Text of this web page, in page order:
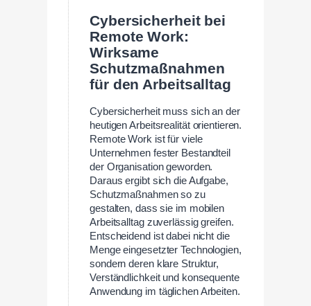
Cybersicherheit bei
Remote Work:
Wirksame
Schutzmaßnahmen
für den Arbeitsalltag
Cybersicherheit muss sich an der
heutigen Arbeitsrealität orientieren.
Remote Work ist für viele
Unternehmen fester Bestandteil
der Organisation geworden.
Daraus ergibt sich die Aufgabe,
Schutzmaßnahmen so zu
gestalten, dass sie im mobilen
Arbeitsalltag zuverlässig greifen.
Entscheidend ist dabei nicht die
Menge eingesetzter Technologien,
sondern deren klare Struktur,
Verständlichkeit und konsequente
Anwendung im täglichen Arbeiten.